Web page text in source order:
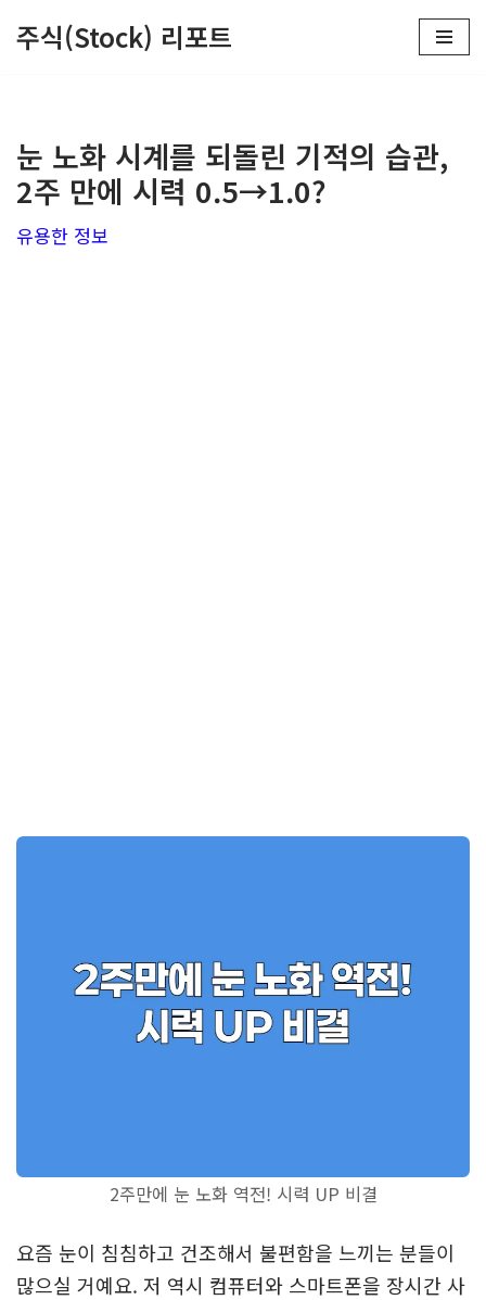
로
건
너
주식(Stock) 리포트
눈 노화 시계를 되돌린 기적의 습관,
2주 만에 시력 0.5→1.0?
유용한 정보
2주만에 눈 노화 역전! 시력 UP 비결
요즘 눈이 침침하고 건조해서 불편함을 느끼는 분들이
많으실 거예요. 저 역시 컴퓨터와 스마트폰을 장시간 사